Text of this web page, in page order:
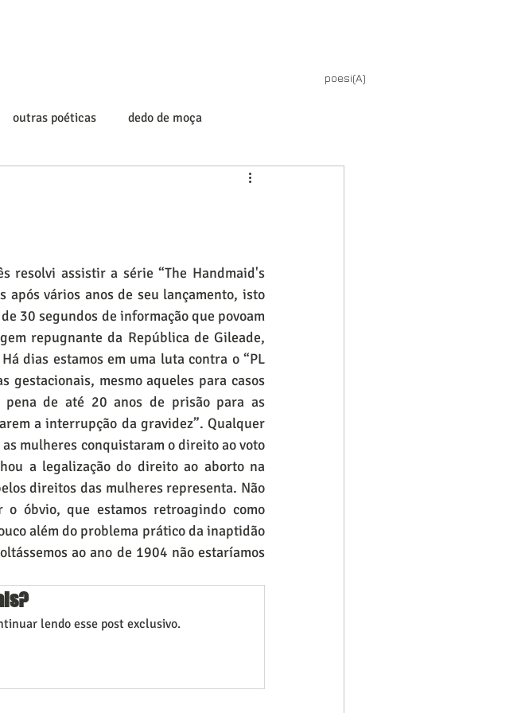
poesi(A)
outras poéticas dedo de moça
resolvi assistir a série “The Handmaid's
vários anos de seu lançamento, isto
30 segundos de informação que povoam
repugnante da República de Gileade,
dias estamos em uma luta contra o “PL
gestacionais, mesmo aqueles para casos
de até 20 anos de prisão para as
a interrupção da gravidez”. Qualquer
mulheres conquistaram o direito ao voto
a legalização do direito ao aborto na
direitos das mulheres representa. Não
óbvio, que estamos retroagindo como
além do problema prático da inaptidão
ao ano de 1904 não estaríamos
lendo esse post exclusivo.